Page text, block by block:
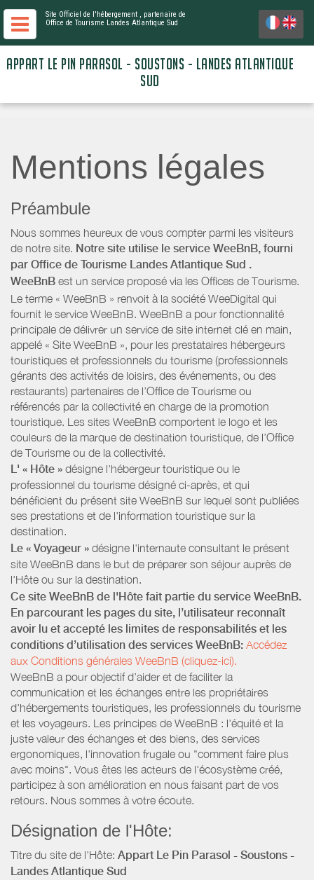
Site Officiel de l'hébergement , partenaire de
Office de Tourisme Landes Atlantique Sud
APPART LE PIN PARASOL - SOUSTONS - LANDES ATLANTIQUE
SUD
Mentions légales
Préambule
Nous sommes heureux de vous compter parmi les visiteurs
de notre site. Notre site utilise le service WeeBnB, fourni
par Office de Tourisme Landes Atlantique Sud .
WeeBnB est un service proposé via les Offices de Tourisme.
Le terme « WeeBnB » renvoit à la société WeeDigital qui
fournit le service WeeBnB. WeeBnB a pour fonctionnalité
principale de délivrer un service de site internet clé en main,
appelé « Site WeeBnB », pour les prestataires hébergeurs
touristiques et professionnels du tourisme (professionnels
gérants des activités de loisirs, des événements, ou des
restaurants) partenaires de l’Office de Tourisme ou
référencés par la collectivité en charge de la promotion
touristique. Les sites WeeBnB comportent le logo et les
couleurs de la marque de destination touristique, de l’Office
de Tourisme ou de la collectivité.
L' « Hôte » désigne l'hébergeur touristique ou le
professionnel du tourisme désigné ci-après, et qui
bénéficient du présent site WeeBnB sur lequel sont publiées
ses prestations et de l'information touristique sur la
destination.
Le « Voyageur » désigne l'internaute consultant le présent
site WeeBnB dans le but de préparer son séjour auprès de
l'Hôte ou sur la destination.
Ce site WeeBnB de l'Hôte fait partie du service WeeBnB.
En parcourant les pages du site, l’utilisateur reconnaît
avoir lu et accepté les limites de responsabilités et les
conditions d’utilisation des services WeeBnB: Accédez
aux Conditions générales WeeBnB (cliquez-ici).
WeeBnB a pour objectif d’aider et de faciliter la
communication et les échanges entre les propriétaires
d'hébergements touristiques, les professionnels du tourisme
et les voyageurs. Les principes de WeeBnB : l'équité et la
juste valeur des échanges et des biens, des services
ergonomiques, l'innovation frugale ou "comment faire plus
avec moins". Vous êtes les acteurs de l'écosystème créé,
participez à son amélioration en nous faisant part de vos
retours. Nous sommes à votre écoute.
Désignation de l'Hôte:
Titre du site de l'Hôte: Appart Le Pin Parasol - Soustons -
Landes Atlantique Sud